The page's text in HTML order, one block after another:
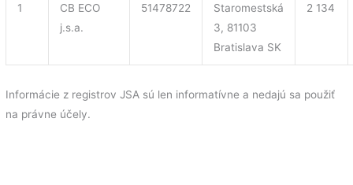
1
CB ECO
j.s.a.
51478722
Staromestská
3, 81103
Bratislava SK
2 134
Informácie z registrov JSA sú len informatívne a nedajú sa použiť
na právne účely.